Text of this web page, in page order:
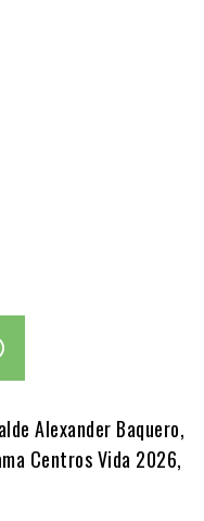
Alexander Baquero,
Centros Vida 2026,